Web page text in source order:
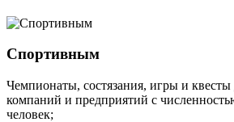
Спортивным
Чемпионаты, состязания, игры и
компаний и предприятий с
человек;